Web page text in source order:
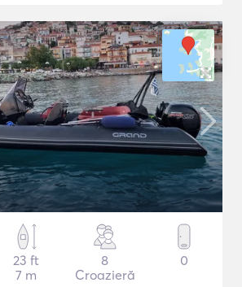
23 ft
7 m
8
Croazieră
0